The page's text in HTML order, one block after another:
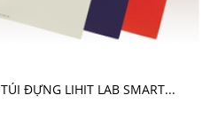
TÚI ĐỰNG LIHIT LAB SMART...